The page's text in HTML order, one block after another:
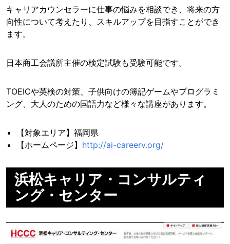
キャリアカウンセラーに仕事の悩みを相談でき、将来の方
向性について考えたり、スキルアップを目指すことができ
ます。
日本商工会議所主催の検定試験も受験可能です。
TOEICや英検の対策、子供向けの簿記ゲームやプログラミ
ング、大人のための国語力など様々な講座があります。
【対象エリア】福岡県
【ホームページ】 http://ai-careerv.org/
浜松キャリア・コンサルティ
ング・センター